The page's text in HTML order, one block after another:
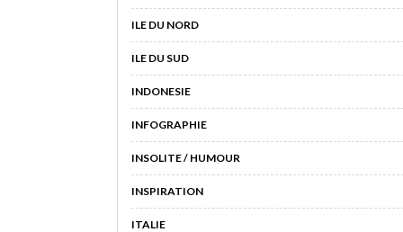
ILE DU NORD
ILE DU SUD
INDONESIE
INFOGRAPHIE
INSOLITE / HUMOUR
INSPIRATION
ITALIE